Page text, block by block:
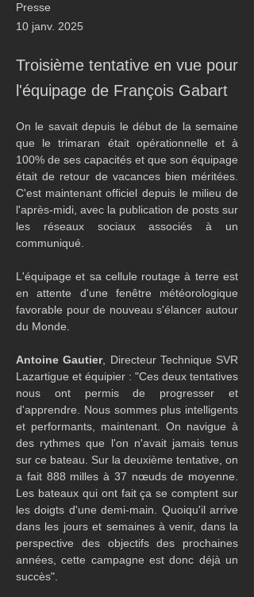
Presse
10 janv. 2025
Troisième tentative en vue pour
l'équipage de François Gabart
On le savait depuis le début de la semaine
que le trimaran était opérationnelle et à
100% de ses capacités et que son équipage
était de retour de vacances bien méritées.
C'est maintenant officiel depuis le milieu de
l'après-midi, avec la publication de posts sur
les réseaux sociaux associés à un
communiqué.
L'équipage et sa cellule routage à terre est
en attente d'une fenêtre météorologique
favorable pour de nouveau s'élancer autour
du Monde.
Antoine Gautier, Directeur Technique SVR
Lazartigue et équipier : "Ces deux tentatives
nous ont permis de progresser et
d'apprendre. Nous sommes plus intelligents
et performants, maintenant. On navigue à
des rythmes que l'on n'avait jamais tenus
sur ce bateau. Sur la deuxième tentative, on
a fait 888 milles à 37 nœuds de moyenne.
Les bateaux qui ont fait ça se comptent sur
les doigts d'une demi-main. Quoiqu'il arrive
dans les jours et semaines à venir, dans la
perspective des objectifs des prochaines
années, cette campagne est donc déjà un
succès".